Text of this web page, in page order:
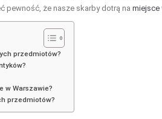
pewność, że nasze skarby dotrą na miejsce
przedmiotów?
w Warszawie?
przedmiotów?